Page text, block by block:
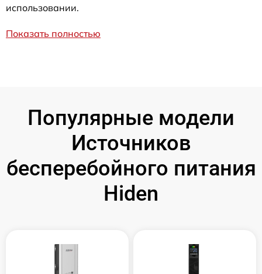
использовании.
Показать полностью
Популярные модели
Источников
бесперебойного питания
Hiden